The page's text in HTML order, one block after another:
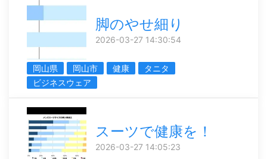
脚のやせ細り
2026-03-27 14:30:54
岡山県 岡山市 健康
タニタ
ビジネスウェア
スーツで健康を！
2026-03-27 14:05:23